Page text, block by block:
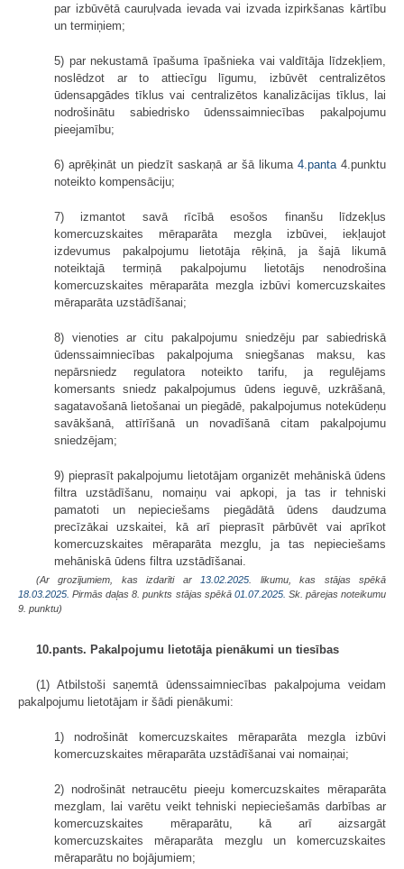
par izbūvētā cauruļvada ievada vai izvada izpirkšanas kārtību
un termiņiem;
5) par nekustamā īpašuma īpašnieka vai valdītāja līdzekļiem,
noslēdzot ar to attiecīgu līgumu, izbūvēt centralizētos
ūdensapgādes tīklus vai centralizētos kanalizācijas tīklus, lai
nodrošinātu sabiedrisko ūdenssaimniecības pakalpojumu
pieejamību;
6) aprēķināt un piedzīt saskaņā ar šā likuma 4.panta4.punktu
noteikto kompensāciju;
7) izmantot savā rīcībā esošos finanšu līdzekļus
komercuzskaites mēraparāta mezgla izbūvei, iekļaujot
izdevumus pakalpojumu lietotāja rēķinā, ja šajā likumā
noteiktajā termiņā pakalpojumu lietotājs nenodrošina
komercuzskaites mēraparāta mezgla izbūvi komercuzskaites
mēraparāta uzstādīšanai;
8) vienoties ar citu pakalpojumu sniedzēju par sabiedriskā
ūdenssaimniecības pakalpojuma sniegšanas maksu, kas
nepārsniedz regulatora noteikto tarifu, ja regulējams
komersants sniedz pakalpojumus ūdens ieguvē, uzkrāšanā,
sagatavošanā lietošanai un piegādē, pakalpojumus notekūdeņu
savākšanā, attīrīšanā un novadīšanā citam pakalpojumu
sniedzējam;
9) pieprasīt pakalpojumu lietotājam organizēt mehāniskā ūdens
filtra uzstādīšanu, nomaiņu vai apkopi, ja tas ir tehniski
pamatoti un nepieciešams piegādātā ūdens daudzuma
precīzākai uzskaitei, kā arī pieprasīt pārbūvēt vai aprīkot
komercuzskaites mēraparāta mezglu, ja tas nepieciešams
mehāniskā ūdens filtra uzstādīšanai.
(Ar grozījumiem, kas izdarīti ar 13.02.2025 . likumu, kas stājas spēkā
18.03.2025. Pirmās daļas 8. punkts stājas spēkā 01.07.2025. Sk. pārejas noteikumu
9. punktu)
10.pants. Pakalpojumu lietotāja pienākumi un tiesības
(1) Atbilstoši saņemtā ūdenssaimniecības pakalpojuma veidam
pakalpojumu lietotājam ir šādi pienākumi:
1) nodrošināt komercuzskaites mēraparāta mezgla izbūvi
komercuzskaites mēraparāta uzstādīšanai vai nomaiņai;
2) nodrošināt netraucētu pieeju komercuzskaites mēraparāta
mezglam, lai varētu veikt tehniski nepieciešamās darbības ar
komercuzskaites mēraparātu, kā arī aizsargāt
komercuzskaites mēraparāta mezglu un komercuzskaites
mēraparātu no bojājumiem;